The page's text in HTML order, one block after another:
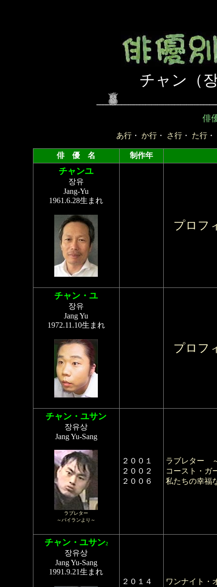
チャン（
俳
あ行 ・ か行 ・ さ行 ・ た行 ・
俳 優 名 制作年
チャンユ
장유
Jang-Yu
1961.6.28生まれ
プロフ
チャン・ユ
장유
Jang Yu
1972.11.10生まれ
プロフ
チャン・ユサン
장유상
Jang Yu-Sang
ラブレター
～パイランより～
２００１
２００２
２００６
ラブレター
コースト・ガ
私たちの幸福
チャン・ユサン2
장유상
Jang Yu-Sang
1991.9.21生まれ
２０１４
ワンナイト・